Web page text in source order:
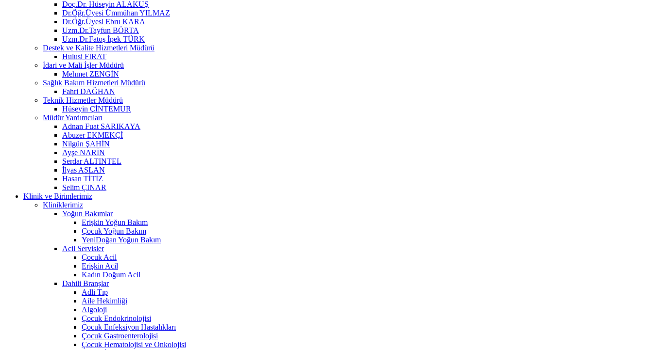
Doç.Dr. Hüseyin ALAKUŞ
Dr.Öğr.Üyesi Ümmühan YILMAZ
Dr.Öğr.Üyesi Ebru KARA
Uzm.Dr.Tayfun BÖRTA
Uzm.Dr.Fatoş İpek TÜRK
Destek ve Kalite Hizmetleri Müdürü
Hulusi FIRAT
İdari ve Mali İşler Müdürü
Mehmet ZENGİN
Sağlık Bakım Hizmetleri Müdürü
Fahri DAĞHAN
Teknik Hizmetler Müdürü
Hüseyin ÇİNTEMUR
Müdür Yardımcıları
Adnan Fuat SARIKAYA
Abuzer EKMEKÇİ
Nilgün ŞAHİN
Ayşe NARİN
Serdar ALTINTEL
İlyas ASLAN
Hasan TİTİZ
Selim ÇINAR
Klinik ve Birimlerimiz
Kliniklerimiz
Yoğun Bakımlar
Erişkin Yoğun Bakım
Çocuk Yoğun Bakım
YeniDoğan Yoğun Bakım
Acil Servisler
Çocuk Acil
Erişkin Acil
Kadın Doğum Acil
Dahili Branşlar
Adli Tıp
Aile Hekimliği
Algoloji
Çocuk Endokrinolojisi
Çocuk Enfeksiyon Hastalıkları
Çocuk Gastroenterolojisi
Çocuk Hematolojisi ve Onkolojisi